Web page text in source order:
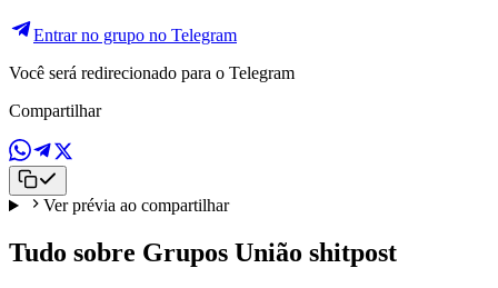
Entrar no grupo no Telegram
Você será redirecionado para o Telegram
Compartilhar
Ver prévia ao compartilhar
Tudo sobre Grupos União shitpost